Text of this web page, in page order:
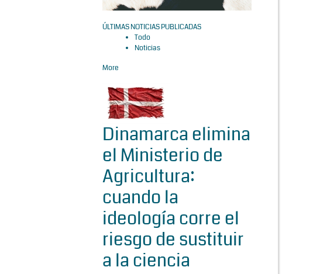
ÚLTIMAS NOTICIAS PUBLICADAS
Todo
Noticias
More
Dinamarca elimina
el Ministerio de
Agricultura:
cuando la
ideología corre el
riesgo de sustituir
a la ciencia